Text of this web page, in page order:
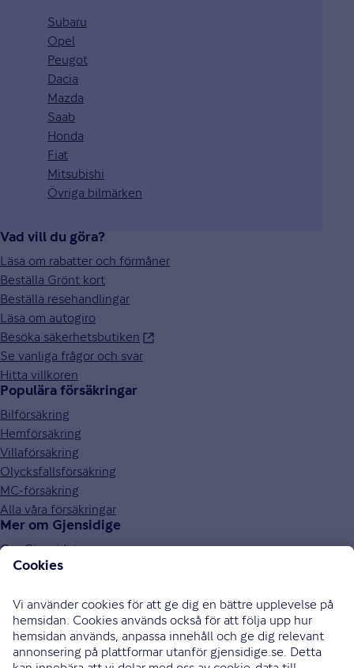
Subaru
Opel
Peugot
Dacia
Mazda
Saab
Honda
Fiat
Mitsubishi
Övriga bilmärken
Vad vill du göra?
Läsa om rabatter och förmåner
Beställa Grönt kort
Beställa resehandlingar
Läsa om autogiro
Besöka säkerhetsbutiken
Se vanliga frågor och svar
Hitta villkoren
Populära försäkringar
Bilförsäkring
Hemförsäkring
Villaförsäkring
Olycksfallsförsäkring
MC-försäkring
Alla våra försäkringar
Mer om Gjensidige
Om Gjensidige
Jobba hos oss
Press och media
Investor relations
Samarbetspartners
0771-326 326